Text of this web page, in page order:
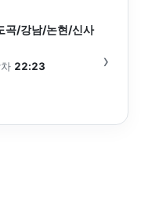
/강남/논현/신사
22:23
›